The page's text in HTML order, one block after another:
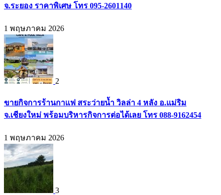
จ.ระยอง ราคาพิเศษ โทร 095-2601140
1 พฤษภาคม 2026
2
ขายกิจการร้านกาแฟ สระว่ายน้ำ วิลล่า 4 หลัง อ.แม่ริม
จ.เชียงใหม่ พร้อมบริหารกิจการต่อได้เลย โทร 088-9162454
1 พฤษภาคม 2026
3